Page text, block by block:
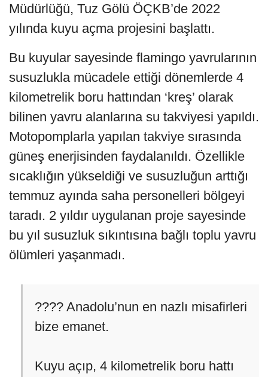
Müdürlüğü, Tuz Gölü ÖÇKB’de 2022
yılında kuyu açma projesini başlattı.
Bu kuyular sayesinde flamingo yavrularının
susuzlukla mücadele ettiği dönemlerde 4
kilometrelik boru hattından ‘kreş’ olarak
bilinen yavru alanlarına su takviyesi yapıldı.
Motopomplarla yapılan takviye sırasında
güneş enerjisinden faydalanıldı. Özellikle
sıcaklığın yükseldiği ve susuzluğun arttığı
temmuz ayında saha personelleri bölgeyi
taradı. 2 yıldır uygulanan proje sayesinde
bu yıl susuzluk sıkıntısına bağlı toplu yavru
ölümleri yaşanmadı.
???? Anadolu’nun en nazlı misafirleri
bize emanet.
Kuyu açıp, 4 kilometrelik boru hattı